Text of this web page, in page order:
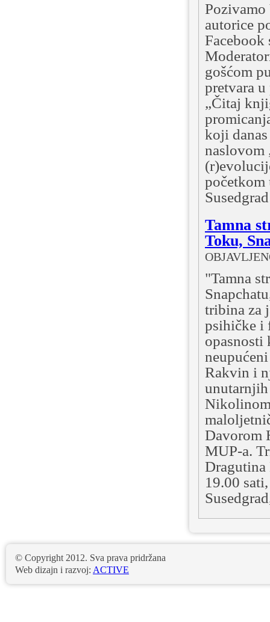
autorice
gošćom
pretvara
„Čitaj
koji
naslovom
početkom
Tamna
Toku,
"Tamna
tribina za
psihičke i
opasnosti
Rakvin i
Davorom
MUP-a.
Dragutina
19.00
© Copyright 2012. Sva prava pridržana
Web dizajn i razvoj: ACTIVE